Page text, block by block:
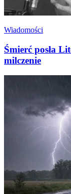
Wiadomości
Śmierć posła
milczenie